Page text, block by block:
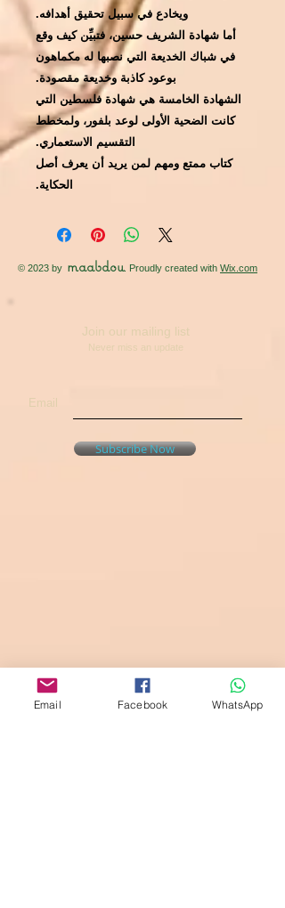
ويخادع في سبيل تحقيق أهدافه.
أما شهادة الشريف حسين، فتبيِّن كيف وقع
في شباك الخديعة التي نصبها له مكماهون
بوعود كاذبة وخديعة مقصودة.
الشهادة الخامسة هي شهادة فلسطين التي
كانت الضحية الأولى لوعد بلفور، ولمخطط
التقسيم الاستعماري.
كتاب ممتع ومهم لمن يريد أن يعرف أصل
الحكاية.
© 2023 by maabdou. Proudly created with Wix.com
Join our mailing list
Never miss an update
Email
Subscribe Now
Email Facebook WhatsApp